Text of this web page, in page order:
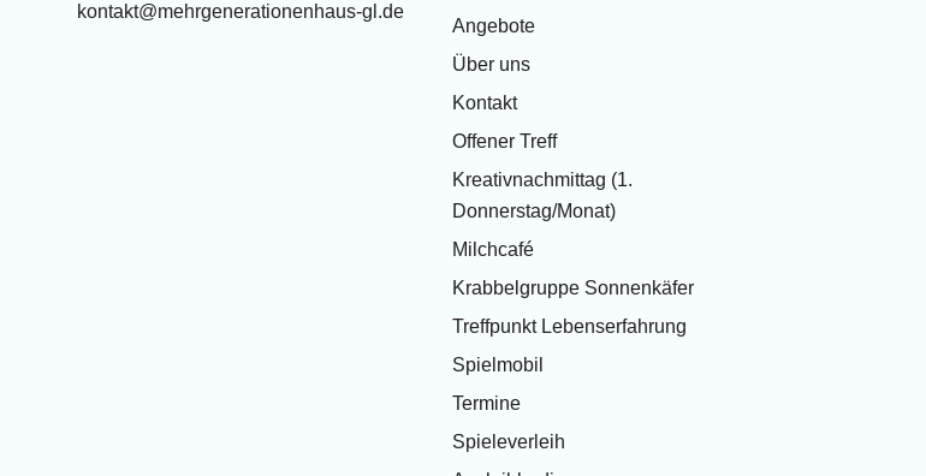
kontakt@mehrgenerationenhaus-gl.de
Angebote
Über uns
Kontakt
Offener Treff
Kreativnachmittag (1.
Donnerstag/Monat)
Milchcafé
Krabbelgruppe Sonnenkäfer
Treffpunkt Lebenserfahrung
Spielmobil
Termine
Spieleverleih